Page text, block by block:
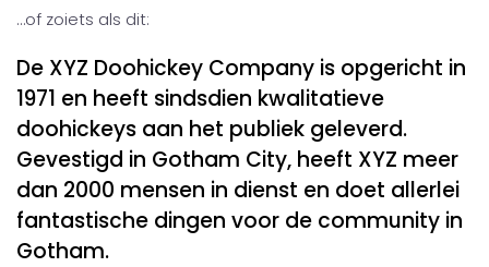
…of zoiets als dit:
De XYZ Doohickey Company is opgericht in
1971 en heeft sindsdien kwalitatieve
doohickeys aan het publiek geleverd.
Gevestigd in Gotham City, heeft XYZ meer
dan 2000 mensen in dienst en doet allerlei
fantastische dingen voor de community in
Gotham.